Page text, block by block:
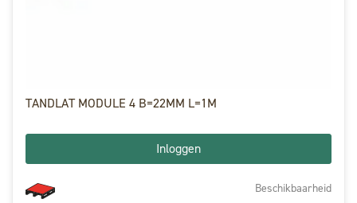
TANDLAT MODULE 4 B=22MM L=1M
Inloggen
Beschikbaarheid